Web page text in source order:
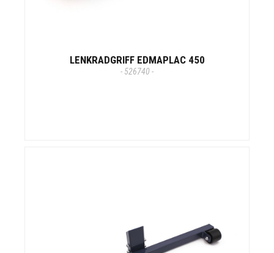
LENKRADGRIFF EDMAPLAC 450
- 526740 -